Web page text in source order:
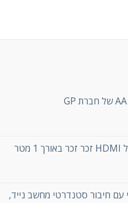
עם חיבור סטנדרטי מחשב נייד,